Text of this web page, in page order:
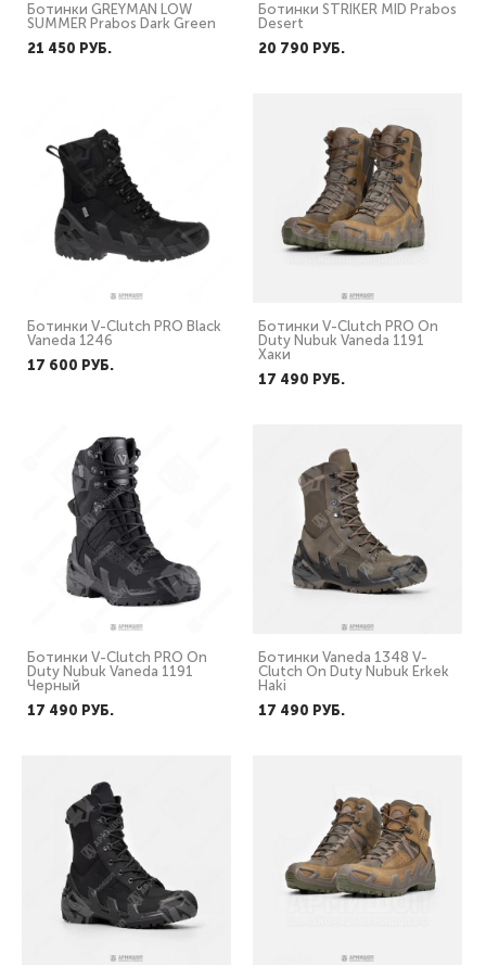
Ботинки GREYMAN LOW
SUMMER Prabos Dark Green
21 450 PУБ.
Ботинки STRIKER MID Prabos
Desert
20 790 PУБ.
Ботинки V-Clutch PRO Black
Vaneda 1246
17 600 PУБ.
Ботинки V-Clutch PRO On
Duty Nubuk Vaneda 1191
Хаки
17 490 PУБ.
Ботинки V-Clutch PRO On
Duty Nubuk Vaneda 1191
Черный
17 490 PУБ.
Ботинки Vaneda 1348 V-
Clutch On Duty Nubuk Erkek
Haki
17 490 PУБ.